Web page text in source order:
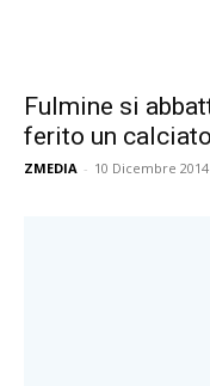
Fulmine si
ferito un
ZMEDIA - 10 Dicembre 2014